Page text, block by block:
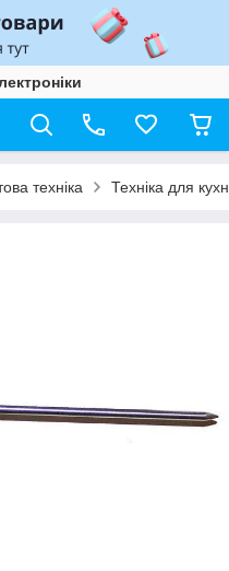
техніка Техніка для